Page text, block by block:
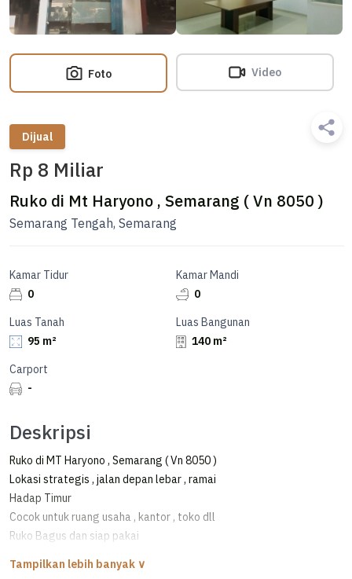
Foto Video
Dijual
Rp 8 Miliar
Ruko di Mt Haryono , Semarang ( Vn 8050 )
Semarang Tengah, Semarang
Kamar Tidur
0
Kamar Mandi
0
Luas Tanah
95 m²
Luas Bangunan
140 m²
Carport
-
Deskripsi
Ruko di MT Haryono , Semarang ( Vn 8050 )
Lokasi strategis , jalan depan lebar , ramai
Hadap Timur
Cocok untuk ruang usaha , kantor , toko dll
Ruko Bagus dan siap pakai